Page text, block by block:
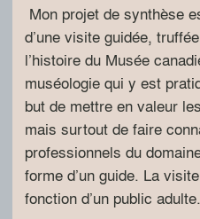
Mon projet de synthèse
d’une visite guidée,
l’histoire du Musée
muséologie qui y est
but de mettre en valeur
mais surtout de faire
professionnels du
forme d’un guide. La
fonction d’un public adulte.